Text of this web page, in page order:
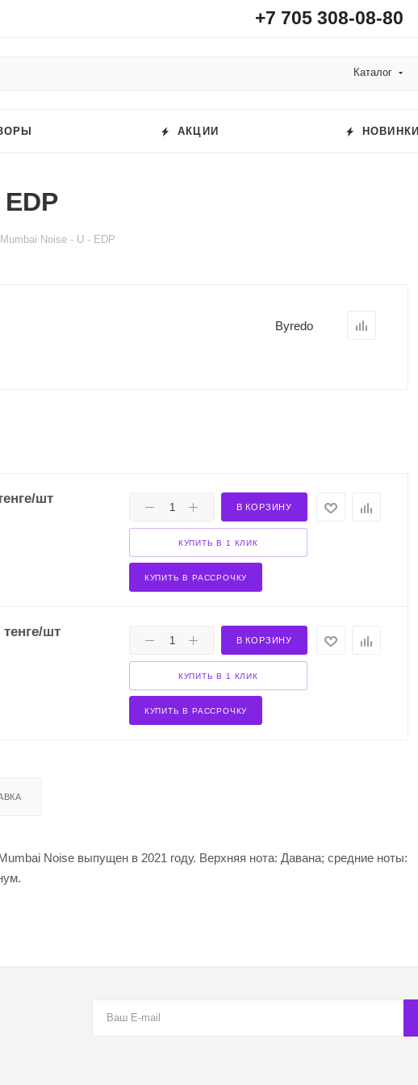
+7 705 308-08-80
Каталог
АКЦИИ НОВИНКИ
Noise - U - EDP
Byredo
/шт
В КОРЗИНУ
КУПИТЬ В 1 КЛИК
КУПИТЬ В РАССРОЧКУ
тенге/шт
В КОРЗИНУ
КУПИТЬ В 1 КЛИК
КУПИТЬ В РАССРОЧКУ
Noise выпущен в 2021 году. Верхняя нота: Давана; средние ноты: